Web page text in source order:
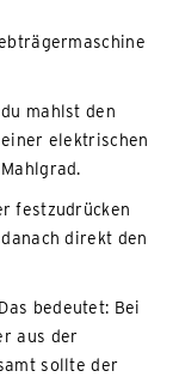
mahlst den
elektrischen
festzudrücken
direkt den
bedeutet: Bei
aus der
sollte der